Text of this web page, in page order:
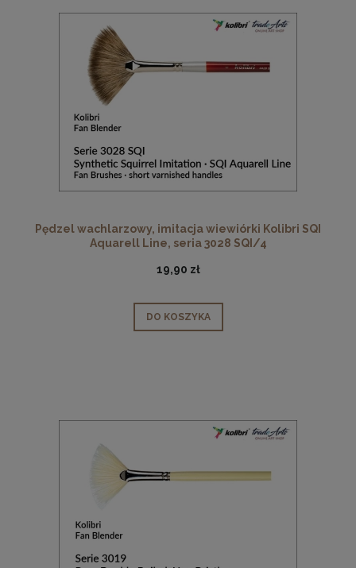
Pędzel wachlarzowy, imitacja wiewiórki Kolibri SQI
Aquarell Line, seria 3028 SQI/4
19,90 zł
DO KOSZYKA